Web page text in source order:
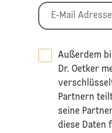
Außerdem
Dr. Oetker
Partnern
seine
diese Daten